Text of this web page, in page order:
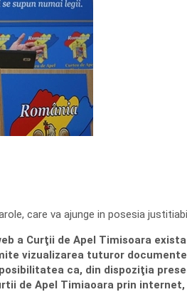
care va ajunge in posesia
a Curţii de Apel Timisoara
vizualizarea tuturor
ca, din dispoziţia
de Apel Timiaoara prin